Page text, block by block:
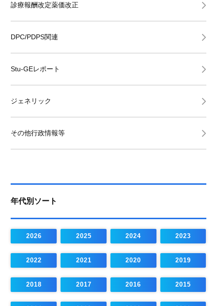
診療報酬改定薬価改正
DPC/PDPS関連
Stu-GEレポート
ジェネリック
その他行政情報等
年代別ソート
2026 2025 2024 2023
2022 2021 2020 2019
2018 2017 2016 2015